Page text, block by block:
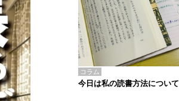
コラム
今日は私の読書方法について